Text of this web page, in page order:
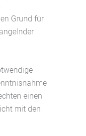
Grund für
einen
mit den